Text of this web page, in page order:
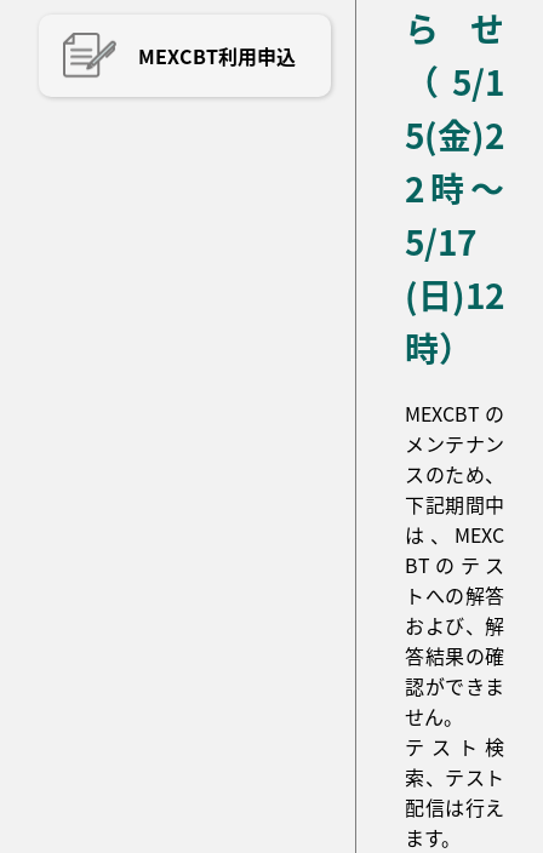
MEXCBT利用申込
らせ
（5/1
5(金)2
2時～
5/17
(日)12
時）
MEXCBTの
メンテナン
スのため、
下記期間中
は、MEXC
BTのテス
トへの解答
および、解
答結果の確
認ができま
せん。
テスト検
索、テスト
配信は行え
ます。